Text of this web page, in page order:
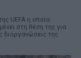
UEFA η οποία
στη θέση της για
διοργανώσεις της